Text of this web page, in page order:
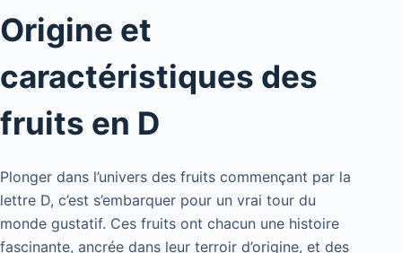
Origine et
caractéristiques des
fruits en D
Plonger dans l’univers des fruits commençant par la
lettre D, c’est s’embarquer pour un vrai tour du
monde gustatif. Ces fruits ont chacun une histoire
fascinante, ancrée dans leur terroir d’origine, et des